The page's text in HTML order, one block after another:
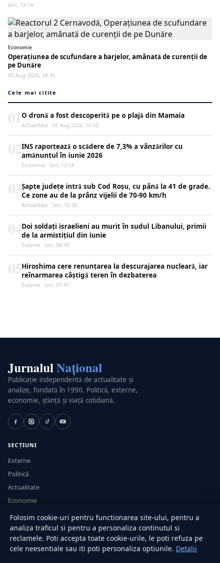
Ieri, 13:14
Economie
Operațiunea de scufundare a barjelor, amânată de curenții de
pe Dunăre
05 Aug 2026, 19:30
Cele mai citite
O dronă a fost descoperită pe o plajă din Mamaia
Actualitate · 05 Aug 2026, 16:50
INS raportează o scădere de 7,3% a vânzărilor cu
amănuntul în iunie 2026
Economie · Ieri, 13:14
Șapte județe intră sub Cod Roșu, cu până la 41 de grade.
Ce zone au de la prânz vijelii de 70-90 km/h
Actualitate · Ieri, 10:38
Doi soldați israelieni au murit în sudul Libanului, primii
de la armistițiul din iunie
Externe · Ieri, 08:39
Hiroshima cere renunțarea la descurajarea nucleară, iar
reînarmarea câștigă teren în dezbaterea
Externe · Ieri, 07:47
JurnalulNațional
Publicație independentă de actualitate și
analize, fondată în 1990. Politică, externe,
economie, știință și viață cotidiană.
SECȚIUNI
Externe
Politică
Actualitate
Economie
Sănătate
Utile
RUBRICI
Folosim cookie-uri pentru functionarea site-ului, pentru a
analiza traficul si pentru a personaliza continutul si
reclamele. Poti accepta toate cookie-urile, le poti refuza pe
cele neesentiale sau iti poti personaliza optiunile. Detalii